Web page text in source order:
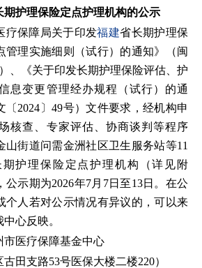
期护理保险定点护理机构的公示
疗保障局关于印发福建省长期护理保
管理实施细则（试行）的通知》（闽
、《关于印发长期护理保险评估、护
息变更管理经办规程（试行）的通
〔2024〕49号）文件要求，经机构申
核查、专家评估、协商谈判等程序
山街道问需金洲社区卫生服务站等11
期护理保险定点护理机构（详见附
公示期为2026年7月7日至13日。在公
个人若对公示情况有异议的，可以来
心反映。
市医疗保障基金中心
古田支路53号医保大楼二楼220）